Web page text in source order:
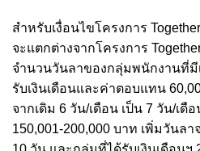
สำหรับเงื่อนไขโครงการ
จะแตกต่างจากโครงการ
จำนวนวันลาของกลุ่มพนักงานที่มี
รับเงินเดือนและค่าตอบแทน
จากเดิม 6 วัน/เดือน เป็น 7 วัน/เดื
150,001-200,000 บาท เพิ่มวันลา